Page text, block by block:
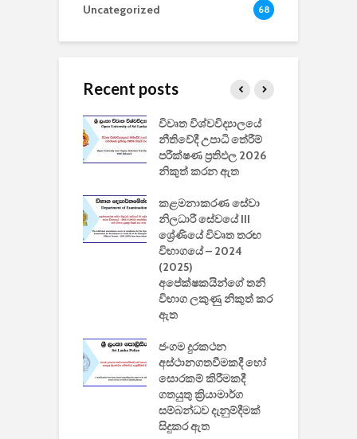
Uncategorized 68
Recent posts
විවෘත විශ්වවිද්‍යාලයේ
නීතිවේදී උපාධි තේරීම්
පරීක්ෂණ ප්‍රතිඵල 2026
නිකුත් කරන ඇත
කළමනාකරණ සේවා
නිලධාරී සේවයේ III
ශ්‍රේණියේ විවෘත තරඟ
විභාගයේ – 2024
(2025)
අපේක්ෂකයින්ගේ තනි
විභාග ලකුණු නිකුත් කර
ඇත
ජංගම දුරකථන
අස්ථානගතවීමකදී හෝ
සොරකම් කිරීමකදී
ගතයුතු ක්‍රියාමාර්ග
සම්බන්ධව දැනුම්දීමක්
සිදුකර ඇත